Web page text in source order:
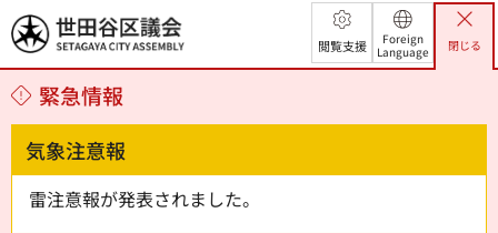
世田谷区議会
閲覧支援
Foreign
Language
閉じる
緊急情報
気象注意報
雷注意報が発表されました。